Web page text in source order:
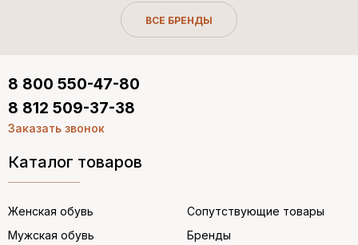
ВСЕ БРЕНДЫ
Каталог товаров
Женская обувь
Мужская обувь
Сопутствующие товары
Бренды
8 800 550-47-80
8 812 509-37-38
Заказать звонок